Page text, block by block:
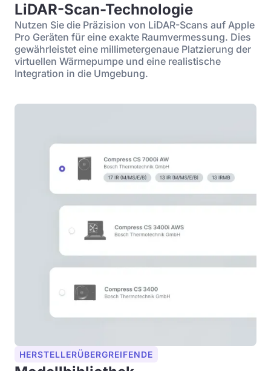
LiDAR-Scan-Technologie
Nutzen Sie die Präzision von LiDAR-Scans auf Apple
Pro Geräten für eine exakte Raumvermessung. Dies
gewährleistet eine millimetergenaue Platzierung der
virtuellen Wärmepumpe und eine realistische
Integration in die Umgebung.
HERSTELLERÜBERGREIFENDE